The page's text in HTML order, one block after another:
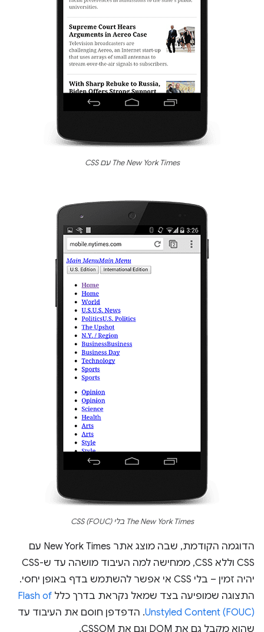
The New York Times עם CSS
The New York Times בלי CSS (FOUC)
הדוגמה הקודמת, שבה מוצג אתר New York Times עם
CSS וללא CSS, ממחישה למה העיבוד מושהה עד ש-CSS
יהיה זמין – בלי CSS אי אפשר להשתמש בדף באופן יחסי.
התצוגה שמופיעה בצד שמאל נקראת בדרך כלל Flash of
Unstyled Content (FOUC). הדפדפן חוסם את העיבוד עד
שהוא מקבל גם את DOM וגם את CSSOM.